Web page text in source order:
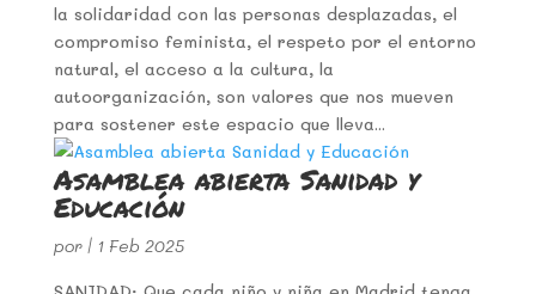
la solidaridad con las personas desplazadas, el
compromiso feminista, el respeto por el entorno
natural, el acceso a la cultura, la
autoorganización, son valores que nos mueven
para sostener este espacio que lleva...
Asamblea abierta Sanidad y
Educación
por | 1 Feb 2025